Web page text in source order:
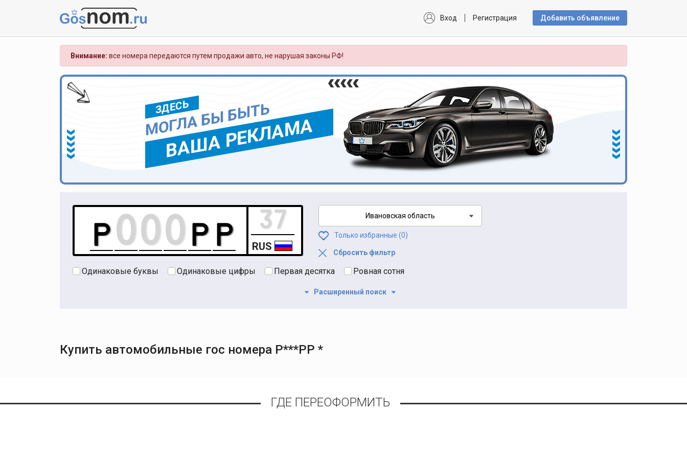
Вход Регистрация Добавить объявлениe
Внимание: все номера передаются путем продажи авто, не нарушая законы РФ!
ЗДЕСЬ
МОГЛА БЫ БЫТЬ
ВАША РЕКЛАМА
RUS
Ивановская область
Только избранные (0)
Сбросить фильтр
Одинаковые буквы Одинаковые цифры Первая десятка Ровная сотня
Расширенный поиск
Купить автомобильные гос номера Р***РР *
ГДЕ ПЕРЕОФОРМИТЬ